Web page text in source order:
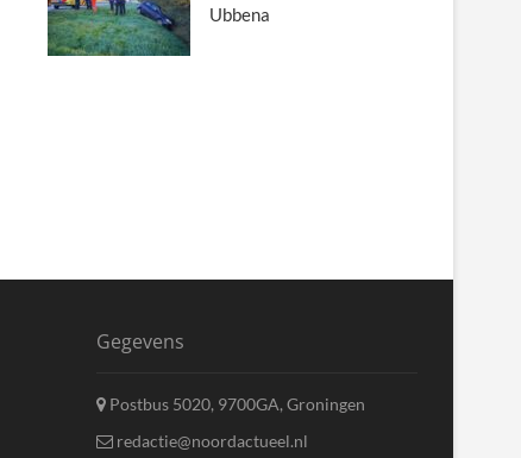
Ubbena
Gegevens
Postbus 5020, 9700GA, Groningen
redactie@noordactueel.nl